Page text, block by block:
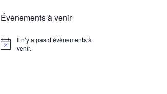
Évènements à venir
Notice
Il n’y a pas d’évènements à
venir.